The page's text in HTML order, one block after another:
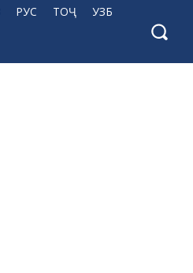
РУС ТОҶ УЗБ